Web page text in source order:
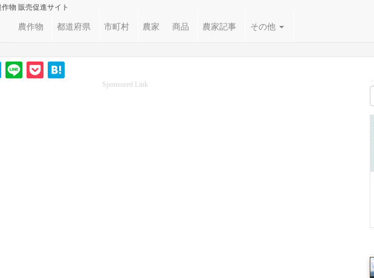
作物 販売促進サイト
農作物 都道府県 市町村 農家 商品 農家記事 その他
Sponsored Link